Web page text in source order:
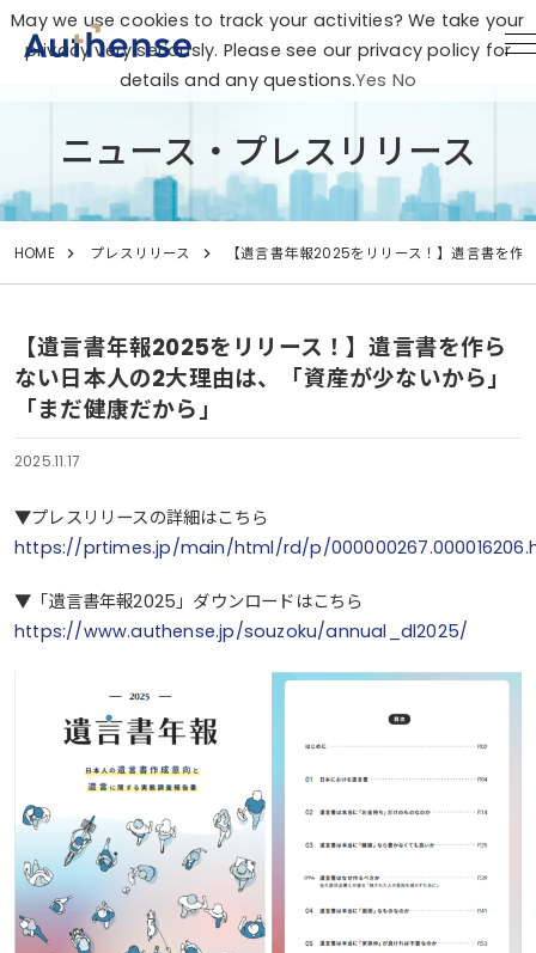
ニュース・プレスリリース
HOME プレスリリース 【遺言書年報2025をリリース！】遺言書を
【遺言書年報2025をリリース！】遺言書を作ら
ない日本人の2大理由は、「資産が少ないから」
「まだ健康だから」
2025.11.17
▼プレスリリースの詳細はこちら
https://prtimes.jp/main/html/rd/p/
▼「遺言書年報2025」ダウンロードはこちら
https://www.authense.jp/souzoku/annual_dl2025/
May we use cookies to track your activities? We take your
privacy very seriously. Please see our privacy policy for
details and any questions.Yes No